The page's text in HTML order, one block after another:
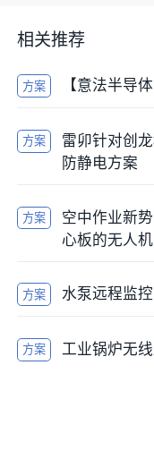
相关推荐
方案 【意法半导
方案
雷卯针对创
防静电方案
方案
空中作业新势力
心板的无人
方案 水泵远程监
方案 工业锅炉无